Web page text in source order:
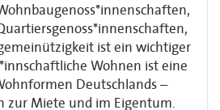
ist ein wichtiger
Wohnen ist eine
Deutschlands –
zur Miete und im Eigentum.